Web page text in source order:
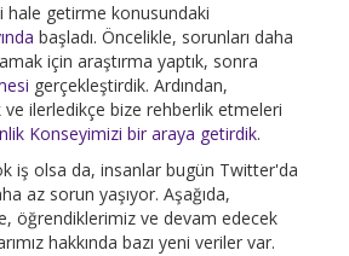
hale getirme konusundaki
başladı. Öncelikle, sorunları daha
için araştırma yaptık, sonra
gerçekleştirdik. Ardından,
ilerledikçe bize rehberlik etmeleri
Konseyimizi bir araya getirdik.
iş olsa da, insanlar bugün Twitter'da
az sorun yaşıyor. Aşağıda,
öğrendiklerimiz ve devam edecek
hakkında bazı yeni veriler var.